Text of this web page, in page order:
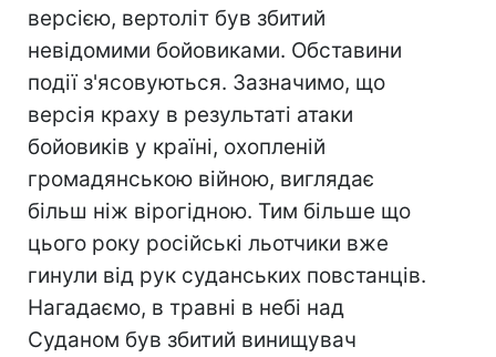
версією, вертоліт був збитий
невідомими бойовиками. Обставини
події з'ясовуються. Зазначимо, що
версія краху в результаті атаки
бойовиків у країні, охопленій
громадянською війною, виглядає
більш ніж вірогідною. Тим більше що
цього року російські льотчики вже
гинули від рук суданських повстанців.
Нагадаємо, в травні в небі над
Суданом був збитий винищувач